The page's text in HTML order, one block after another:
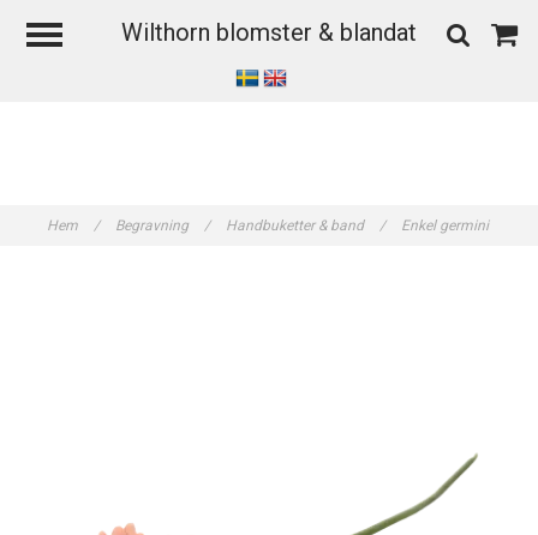
Wilthorn blomster & blandat
Hem / Begravning / Handbuketter & band / Enkel germini